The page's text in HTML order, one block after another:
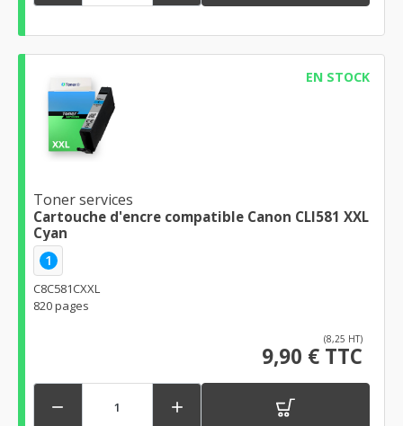
EN STOCK
Toner services
Cartouche d'encre compatible Canon CLI581 XXL
Cyan
1
C8C581CXXL
820 pages
(8,25 HT)
9,90 € TTC
 